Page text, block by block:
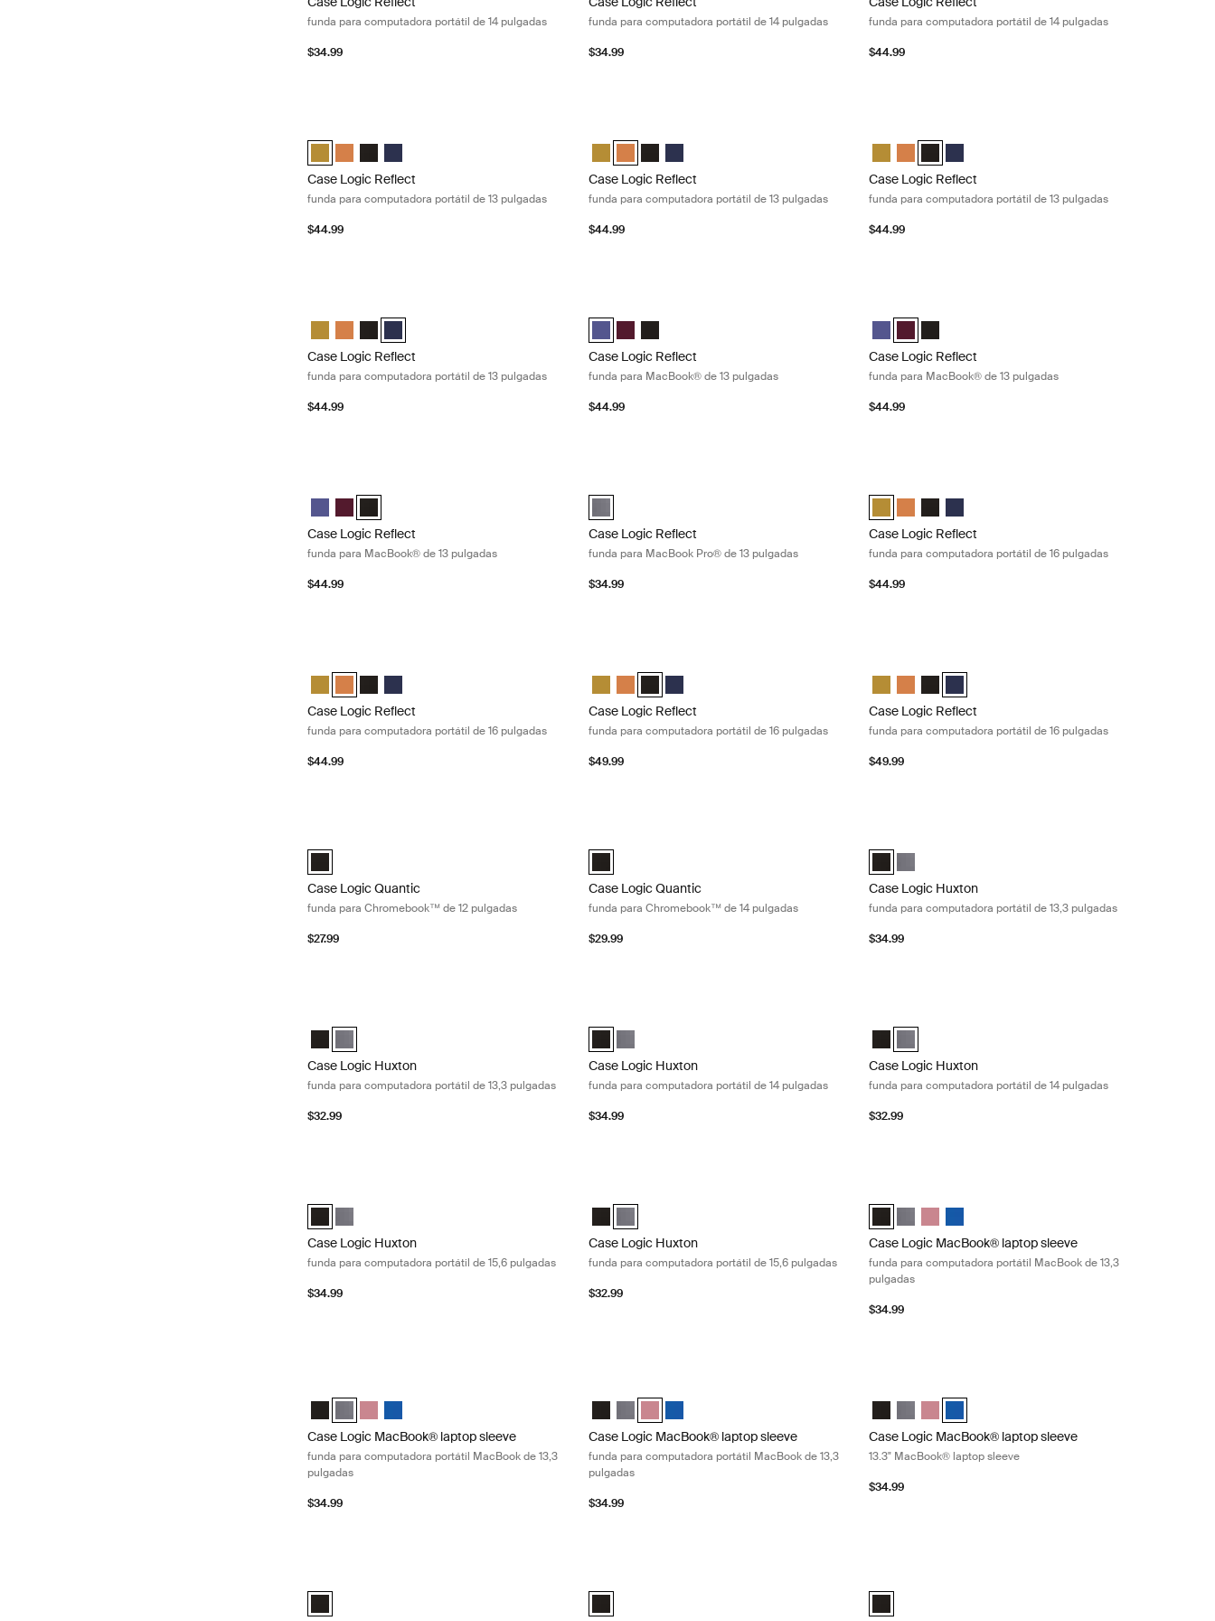
funda para computadora portátil de 14 pulgadas
$34.99
funda para computadora portátil de 14 pulgadas
$34.99
funda para computadora portátil de 14 pulgadas
$44.99
Case Logic Reflect 13" Laptop Sleeve Dim Gold (selected)
Case Logic Reflect 13" Laptop Sleeve Luscious Orange
Case Logic Reflect 13" Laptop Sleeve Negro
Case Logic Reflect 13" Laptop Sleeve Dark Blue
Case Logic Reflect
funda para computadora portátil de 13 pulgadas
$44.99
Case Logic Reflect 13" Laptop Sleeve Dim Gold
Case Logic Reflect 13" Laptop Sleeve Luscious Orange (selected)
Case Logic Reflect 13" Laptop Sleeve Negro
Case Logic Reflect 13" Laptop Sleeve Dark Blue
Case Logic Reflect
funda para computadora portátil de 13 pulgadas
$44.99
Case Logic Reflect 13" Laptop Sleeve Dim Gold
Case Logic Reflect 13" Laptop Sleeve Luscious Orange
Case Logic Reflect 13" Laptop Sleeve Negro
Case Logic Reflect 13" Laptop Sleeve Dark Blue
Case Logic Reflect
funda para computadora portátil de 13 pulgadas
$44.99
Case Logic Reflect 13" Laptop Sleeve Dim Gold
Case Logic Reflect 13" Laptop Sleeve Luscious Orange
Case Logic Reflect 13" Laptop Sleeve Negro
Case Logic Reflect 13" Laptop Sleeve Dark Blue (selected)
Case Logic Reflect
funda para computadora portátil de 13 pulgadas
$44.99
Case Logic Reflect 13" MacBook® Sleeve Púrpura concentrado (selected)
Case Logic Reflect 13" MacBook® Sleeve Rojo tenue
Case Logic Reflect 13" MacBook® Sleeve Negro
Case Logic Reflect
funda para MacBook® de 13 pulgadas
$44.99
Case Logic Reflect 13" MacBook® Sleeve Púrpura
Case Logic Reflect 13" MacBook® Sleeve Rojo tenue
Case Logic Reflect 13" MacBook® Sleeve Negro
Case Logic Reflect
funda para MacBook® de 13 pulgadas
$44.99
Case Logic Reflect 13" MacBook® Sleeve Púrpura concentrado
Case Logic Reflect 13" MacBook® Sleeve Rojo tenue
Case Logic Reflect 13" MacBook® Sleeve Negro (selected)
Case Logic Reflect
funda para MacBook® de 13 pulgadas
$44.99
Case Logic Reflect 13" MacBook Pro® Sleeve Grafito (selected)
Case Logic Reflect
funda para MacBook Pro® de 13 pulgadas
$34.99
Case Logic Reflect 16" Laptop Sleeve Dim Gold (selected)
Case Logic Reflect 16" Laptop Sleeve Luscious Orange
Case Logic Reflect 16" Laptop Sleeve Negro
Case Logic Reflect 16" Laptop Sleeve Dark Blue
Case Logic Reflect
funda para computadora portátil de 16 pulgadas
$44.99
Case Logic Reflect 16" Laptop Sleeve Dim Gold
Case Logic Reflect 16" Laptop Sleeve Luscious Orange (selected)
Case Logic Reflect 16" Laptop Sleeve Negro
Case Logic Reflect 16" Laptop Sleeve Dark Blue
Case Logic Reflect
funda para computadora portátil de 16 pulgadas
$44.99
Case Logic Reflect 16" Laptop Sleeve Dim Gold
Case Logic Reflect 16" Laptop Sleeve Luscious Orange
Case Logic Reflect 16" Laptop Sleeve Negro (selected)
Case Logic Reflect 16" Laptop Sleeve Dark Blue
Case Logic Reflect
funda para computadora portátil de 16 pulgadas
$49.99
Case Logic Reflect 16" Laptop Sleeve Dim Gold
Case Logic Reflect 16" Laptop Sleeve Luscious Orange
Case Logic Reflect 16" Laptop Sleeve Negro
Case Logic Reflect 16" Laptop Sleeve Dark
Case Logic Reflect
funda para computadora portátil de 16 pulgadas
$49.99
Case Logic Quantic 12" Chromebook™ Sleeve Negro (selected)
Case Logic Quantic
funda para Chromebook™ de 12 pulgadas
$27.99
Case Logic Quantic 14" Chromebook™ Sleeve Negro (selected)
Case Logic Quantic
funda para Chromebook™ de 14 pulgadas
$29.99
Case Logic Huxton 13.3" Laptop Sleeve Negro (selected)
Case Logic Huxton 13.3" Laptop Sleeve Grafito
Case Logic Huxton
funda para computadora portátil de 13,3 pulgadas
$34.99
Case Logic Huxton 13.3" Laptop Sleeve Negro
Case Logic Huxton 13.3" Laptop Sleeve Grafito (selected)
Case Logic Huxton
funda para computadora portátil de 13,3 pulgadas
$32.99
Case Logic Huxton 14" Laptop Sleeve Negro (selected)
Case Logic Huxton 14" Laptop Sleeve Grafito
Case Logic Huxton
funda para computadora portátil de 14 pulgadas
$34.99
Case Logic Huxton 14" Laptop Sleeve Negro
Case Logic Huxton 14" Laptop Sleeve Grafito (selected)
Case Logic Huxton
funda para computadora portátil de 14 pulgadas
$32.99
Case Logic Huxton 15.6" Laptop Sleeve Negro (selected)
Case Logic Huxton 15.6" Laptop Sleeve Grafito
Case Logic Huxton
funda para computadora portátil de 15,6 pulgadas
$34.99
Case Logic Huxton 15.6" Laptop Sleeve Negro
Case Logic Huxton 15.6" Laptop Sleeve Grafito (selected)
Case Logic Huxton
funda para computadora portátil de 15,6 pulgadas
$32.99
Case Logic 13.3" Laptop and MacBook Sleeve Negro
Case Logic 13.3" Laptop and MacBook Sleeve Grafito
Case Logic 13.3" Laptop and MacBook Sleeve
Case Logic 13.3" Laptop and MacBook Sleeve
Case Logic MacBook® laptop sleeve
funda para computadora portátil MacBook de 13,3
pulgadas
$34.99
Case Logic 13.3" Laptop and MacBook Sleeve Negro
Case Logic 13.3" Laptop and MacBook Sleeve Grafito (selected)
Case Logic 13.3" Laptop and MacBook Sleeve Heather rose
Case Logic 13.3" Laptop and MacBook Sleeve Ion
Case Logic MacBook® laptop sleeve
funda para computadora portátil MacBook de 13,3
pulgadas
$34.99
Case Logic 13.3" Laptop and MacBook Sleeve Negro
Case Logic 13.3" Laptop and MacBook Sleeve Grafito
Case Logic 13.3" Laptop and MacBook Sleeve Heather rose (selected)
Case Logic 13.3" Laptop and MacBook Sleeve Ion
Case Logic MacBook® laptop sleeve
funda para computadora portátil MacBook de 13,3
pulgadas
$34.99
Case Logic 13.3" Laptop and MacBook Sleeve Negro
Case Logic 13.3" Laptop and MacBook Sleeve Grafito
Case Logic 13.3" Laptop and MacBook Sleeve
Case Logic 13.3" Laptop and MacBook Sleeve
Case Logic MacBook® laptop sleeve
13.3" MacBook® laptop sleeve
$34.99
Case Logic 14" laptop sleeve Negro (selected) Case Logic 15-16" Laptop Sleeve Negro (selected)Case Logic 10-11.6" Chromebooks™/Ultrabooks™ Sleeve